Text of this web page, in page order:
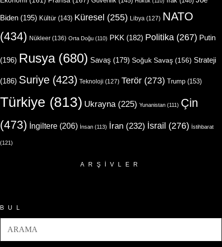
Biden (195) Kültür(143) Küresel (255) Libya (127) NATO
(434) Nükleer (136) Orta Doğu (110) PKK (182) Politika (267) Putin
(196) Rusya(680) Savaş (179) Soğuk Savaş (156) Strateji
(186) Suriye (423) Teknoloji (127) Terör (273) Trump (153)
Türkiye (813) Ukrayna(225) Yunanistan (111) Çin
(473) İngiltere (206) İnsan (113) İran (232) İsrail (276) İstihbarat
(121)
ARŞIVLER
BUL